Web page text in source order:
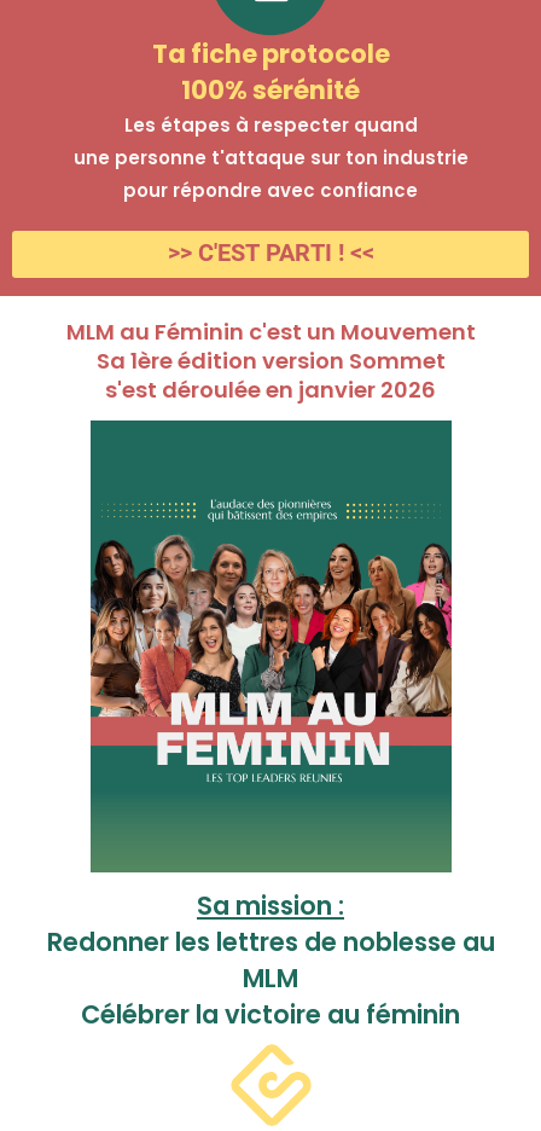
Ta fiche protocole
100% sérénité
Les étapes à respecter quand
une personne t'attaque sur ton industrie
pour répondre avec confiance
>> C'EST PARTI ! <<
MLM au Féminin c'est un Mouvement
Sa 1ère édition version Sommet
s'est déroulée en janvier 2026
Sa mission :
Redonner les lettres de noblesse au
MLM
Célébrer la victoire au féminin